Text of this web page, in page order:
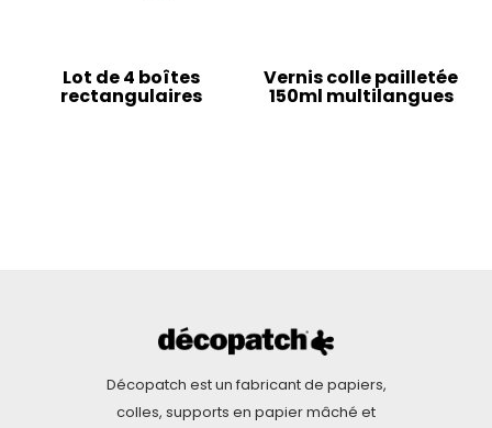
Lot de 4 boîtes
rectangulaires
Vernis colle pailletée
150ml multilangues
Décopatch est un fabricant de papiers,
colles, supports en papier mâché et